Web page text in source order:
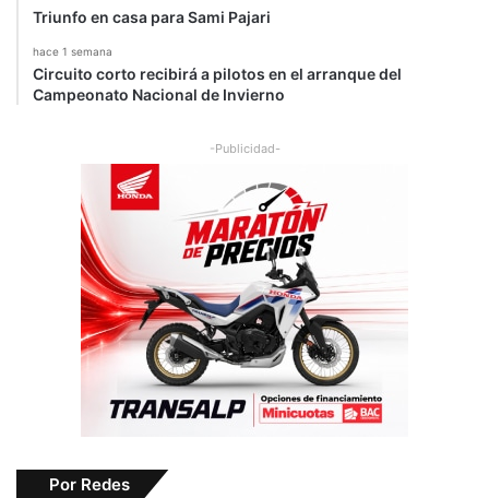
Triunfo en casa para Sami Pajari
hace 1 semana
Circuito corto recibirá a pilotos en el arranque del
Campeonato Nacional de Invierno
-Publicidad-
Por Redes